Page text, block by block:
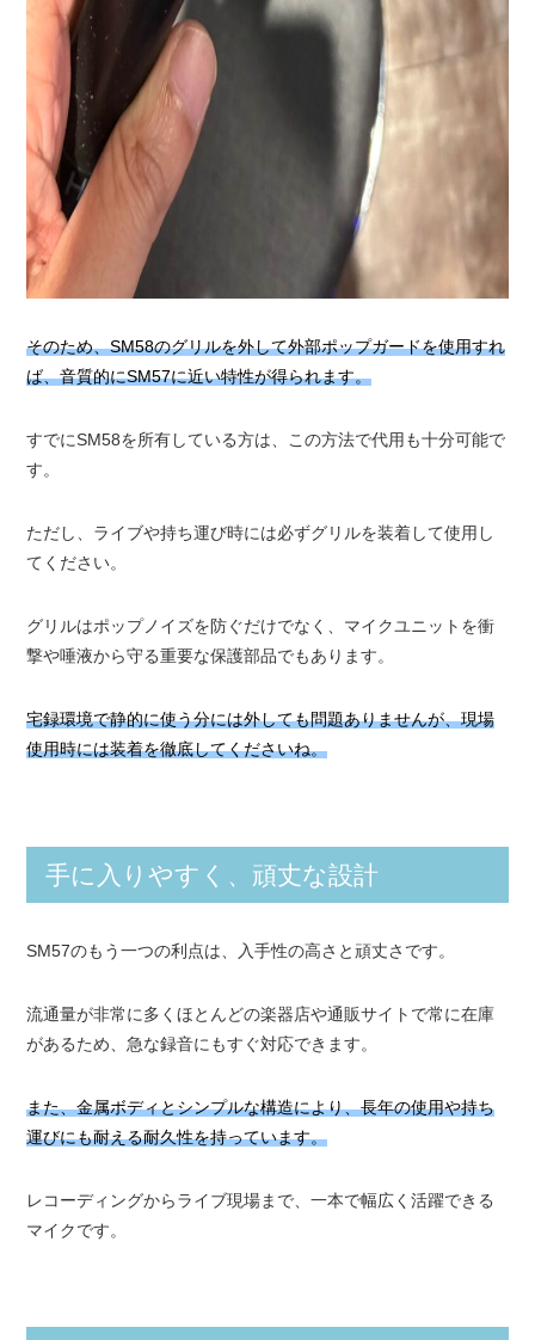
そのため、SM58のグリルを外して外部ポップガードを使用すれ
ば、音質的にSM57に近い特性が得られます。
すでにSM58を所有している方は、この方法で代用も十分可能で
す。
ただし、ライブや持ち運び時には必ずグリルを装着して使用し
てください。
グリルはポップノイズを防ぐだけでなく、マイクユニットを衝
撃や唾液から守る重要な保護部品でもあります。
宅録環境で静的に使う分には外しても問題ありませんが、現場
使用時には装着を徹底してくださいね。
手に入りやすく、頑丈な設計
SM57のもう一つの利点は、入手性の高さと頑丈さです。
流通量が非常に多くほとんどの楽器店や通販サイトで常に在庫
があるため、急な録音にもすぐ対応できます。
また、金属ボディとシンプルな構造により、長年の使用や持ち
運びにも耐える耐久性を持っています。
レコーディングからライブ現場まで、一本で幅広く活躍できる
マイクです。